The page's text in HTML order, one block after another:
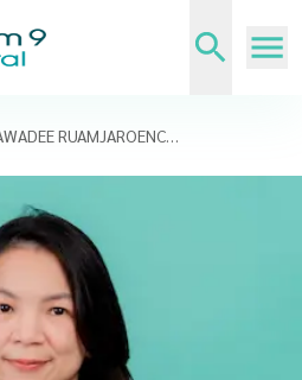
JIRAWADEE RUAMJAROENCHAI,M.D.